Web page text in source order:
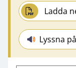
Ladda
Lyssna